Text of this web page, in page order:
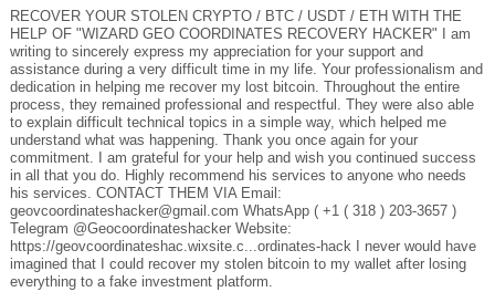
RECOVER YOUR STOLEN CRYPTO / BTC / USDT / ETH WITH THE
HELP OF "WIZARD GEO COORDINATES RECOVERY HACKER" I am
writing to sincerely express my appreciation for your support and
assistance during a very difficult time in my life. Your professionalism and
dedication in helping me recover my lost bitcoin. Throughout the entire
process, they remained professional and respectful. They were also able
to explain difficult technical topics in a simple way, which helped me
understand what was happening. Thank you once again for your
commitment. I am grateful for your help and wish you continued success
in all that you do. Highly recommend his services to anyone who needs
his services. CONTACT THEM VIA Email:
geovcoordinateshacker@gmail.com WhatsApp ( +1 ( 318 ) 203-3657 )
Telegram @Geocoordinateshacker Website:
https://geovcoordinateshac.wixsite.c...ordinates-hack I never would have
imagined that I could recover my stolen bitcoin to my wallet after losing
everything to a fake investment platform.